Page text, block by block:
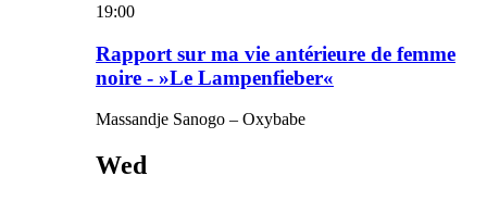
19:00
Rapport sur ma vie antérieure de femme
noire - »Le Lampenfieber«
Massandje Sanogo – Oxybabe
Wed